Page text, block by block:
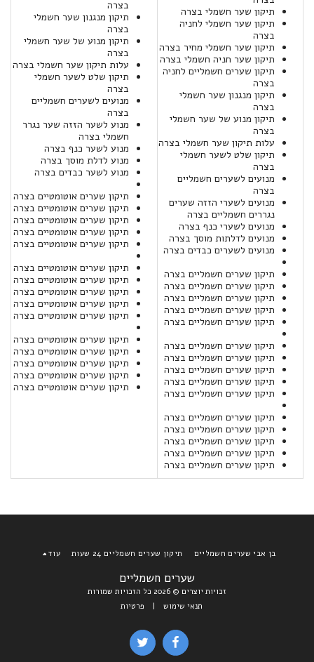
תיקון שער חשמלי בצרה
תיקון שער חשמלי לחניה
בצרה
תיקון שער חשמלי מחיר בצרה
תיקון שער חניה חשמלי בצרה
תיקון שערים חשמליים לחניה
בצרה
תיקון מנגנון שער חשמלי
בצרה
תיקון מנוע של שער חשמלי
בצרה
עלות תיקון שער חשמלי בצרה
תיקון שלט לשער חשמלי
בצרה
מנועים לשערים חשמליים
בצרה
מנועים לשערי הזזה שערים
נגררים חשמליים בצרה
מנועים לשערי כנף בצרה
מנועים לדלתות מוסך בצרה
מנועים לשערים כבדים בצרה
תיקון שערים חשמליים בצרה
תיקון שערים חשמליים בצרה
תיקון שערים חשמליים בצרה
תיקון שערים חשמליים בצרה
תיקון שערים חשמליים בצרה
תיקון שערים חשמליים בצרה
תיקון שערים חשמליים בצרה
תיקון שערים חשמליים בצרה
תיקון שערים חשמליים בצרה
תיקון שערים חשמליים בצרה
תיקון שערים חשמליים בצרה
תיקון שערים חשמליים בצרה
תיקון שערים חשמליים בצרה
תיקון שערים חשמליים בצרה
תיקון שערים חשמליים בצרה
בצרה
תיקון מנגנון שער חשמלי
בצרה
תיקון מנוע של שער חשמלי
בצרה
עלות תיקון שער חשמלי בצרה
תיקון שלט לשער חשמלי
בצרה
מנועים לשערים חשמליים
בצרה
מנוע לשער הזזה שער נגרר
חשמלי בצרה
מנוע לשער כנף בצרה
מנוע לדלת מוסך בצרה
מנוע לשער כבדים בצרה
תיקון שערים אוטומטיים בצרה
תיקון שערים אוטומטיים בצרה
תיקון שערים אוטומטיים בצרה
תיקון שערים אוטומטיים בצרה
תיקון שערים אוטומטיים בצרה
תיקון שערים אוטומטיים בצרה
תיקון שערים אוטומטיים בצרה
תיקון שערים אוטומטיים בצרה
תיקון שערים אוטומטיים בצרה
תיקון שערים אוטומטיים בצרה
תיקון שערים אוטומטיים בצרה
תיקון שערים אוטומטיים בצרה
תיקון שערים אוטומטיים בצרה
תיקון שערים אוטומטיים בצרה
תיקון שערים אוטומטיים בצרה
שערים חשמליים
זכויות יוצרים © 2026 כל הזכויות שמורות
תנאי שימוש | פרטיות
בן אבי שערים חשמליים תיקון שערים חשמליים 24 שעות עוד